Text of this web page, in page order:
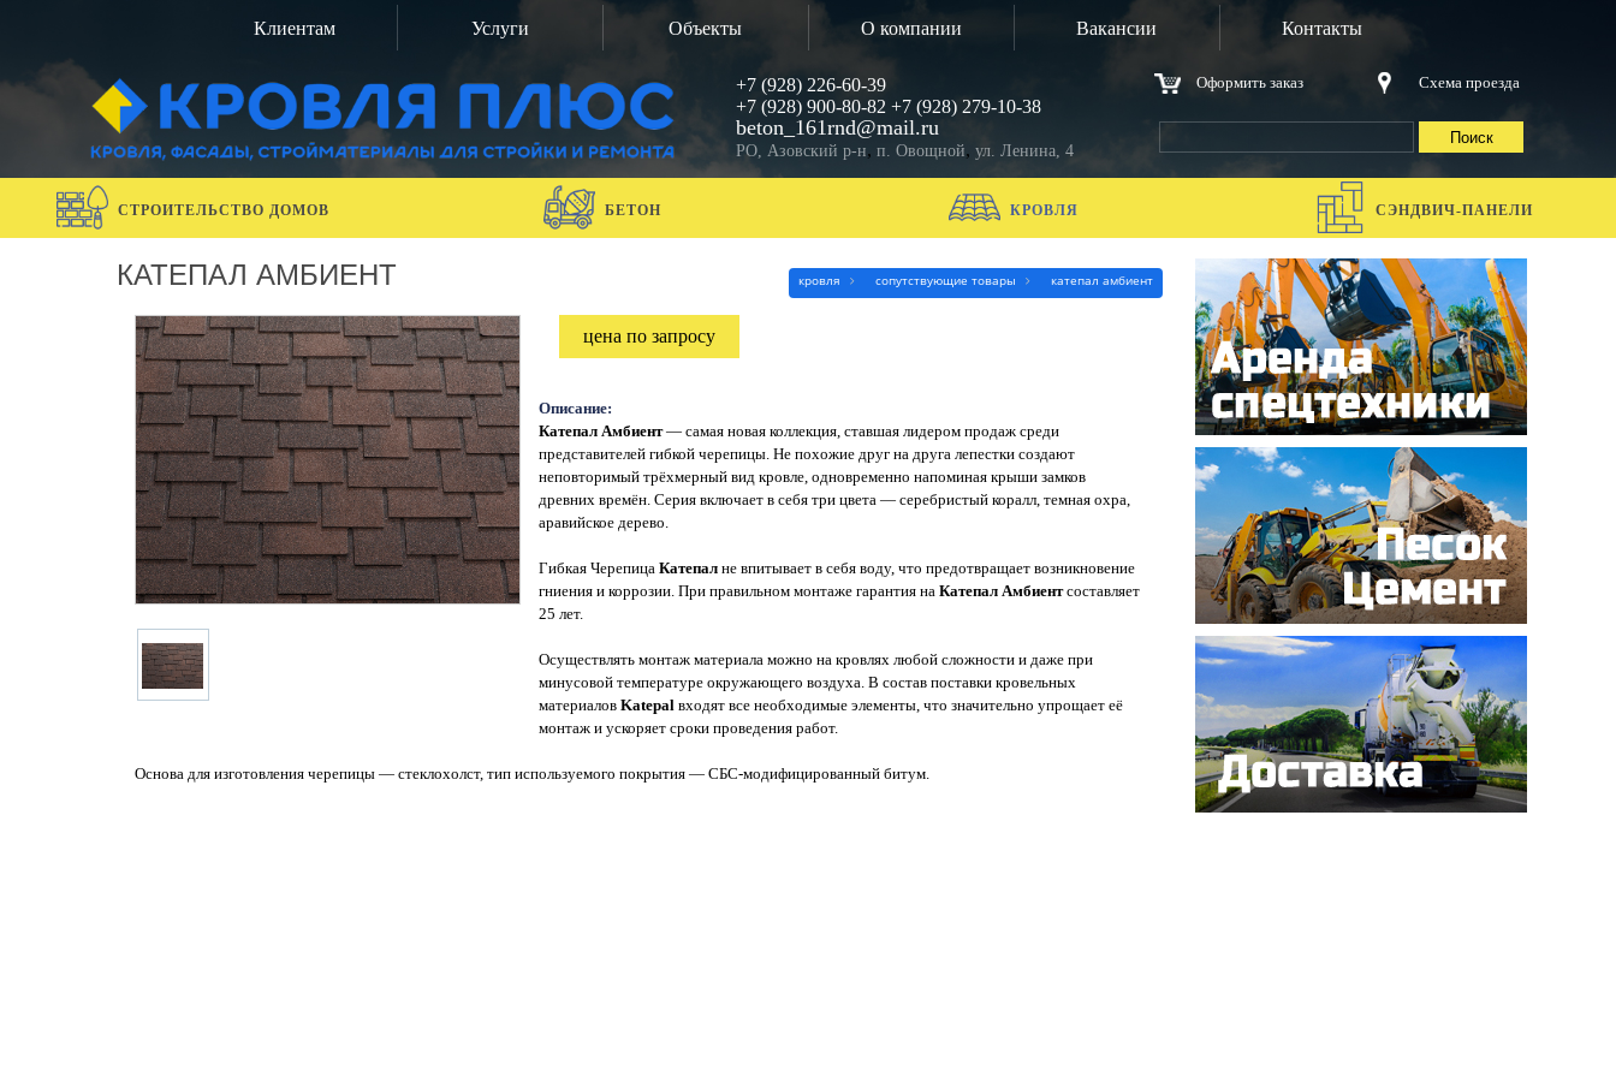
Клиентам Услуги Объекты О компании Вакансии Контакты
+7 (928) 226-60-39
+7 (928) 900-80-82 +7 (928) 279-10-38
beton_161rnd@mail.ru
РО, Азовский р-н, п. Овощной, ул. Ленина, 4
Оформить заказ Схема проезда
СТРОИТЕЛЬСТВО ДОМОВ БЕТОН КРОВЛЯ СЭНДВИЧ-ПАНЕЛИ
кровля сопутствующие товары катепал амбиент
КАТЕПАЛ АМБИЕНТ
цена по запросу
Описание:
Катепал Амбиент— самая новая коллекция, ставшая лидером продаж среди
представителей гибкой черепицы. Не похожие друг на друга лепестки создают
неповторимый трёхмерный вид кровле, одновременно напоминая крыши замков
древних времён. Серия включает в себя три цвета — серебристый коралл, темная охра,
аравийское дерево.
Гибкая Черепица Катепалне впитывает в себя воду, что предотвращает возникновение
гниения и коррозии. При правильном монтаже гарантия на Катепал Амбиентсоставляет
25 лет.
Осуществлять монтаж материала можно на кровлях любой сложности и даже при
минусовой температуре окружающего воздуха. В состав поставки кровельных
материалов Katepal входят все необходимые элементы, что значительно упрощает её
монтаж и ускоряет сроки проведения работ.
Основа для изготовления черепицы — стеклохолст, тип используемого покрытия — СБС-модифицированный битум.